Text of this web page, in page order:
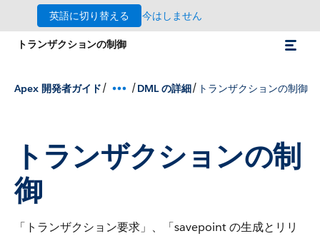
英語に切り替える
今はしません
トランザクションの制御
Apex 開発者ガイド/ /DML の詳細/ トランザクションの制御
トランザクションの制
御
「トランザクション要求」、「savepoint の生成とリリ